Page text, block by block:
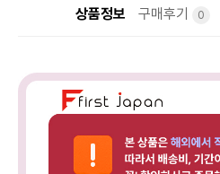
상품정보 구매후기 0